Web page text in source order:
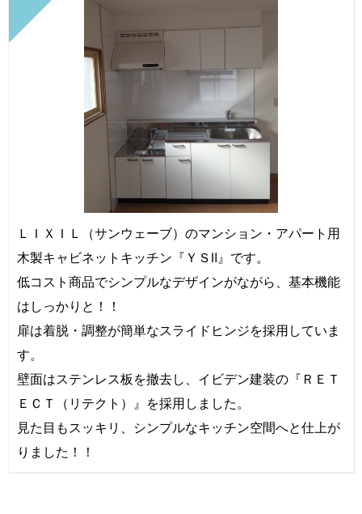
ＬＩＸＩＬ（サンウェーブ）のマンション・アパート用
木製キャビネットキッチン『ＹＳⅡ』です。
低コスト商品でシンプルなデザインがながら、基本機能
はしっかりと！！
扉は着脱・調整が簡単なスライドヒンジを採用していま
す。
壁面はステンレス板を撤去し、イビデン建装の『ＲＥＴ
ＥＣＴ（リテクト）』を採用しました。
見た目もスッキリ、シンプルなキッチン空間へと仕上が
りました！！